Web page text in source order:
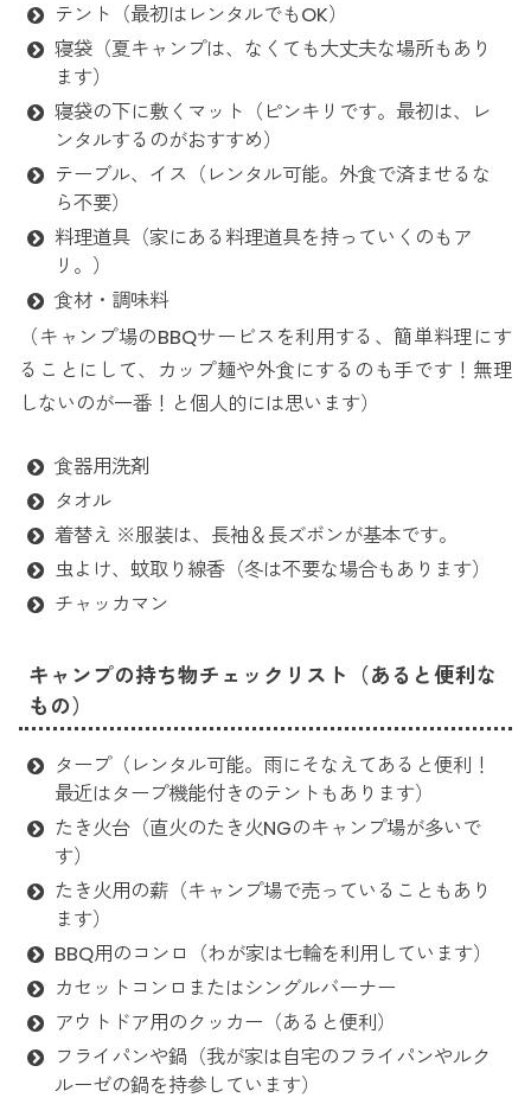
テント（最初はレンタルでもOK）
寝袋（夏キャンプは、なくても大丈夫な場所もあり
ます）
寝袋の下に敷くマット（ピンキリです。最初は、レ
ンタルするのがおすすめ）
テーブル、イス（レンタル可能。外食で済ませるな
ら不要）
料理道具（家にある料理道具を持っていくのもア
リ。）
食材・調味料
（キャンプ場のBBQサービスを利用する、簡単料理にす
ることにして、カップ麺や外食にするのも手です！無理
しないのが一番！と個人的には思います）
食器用洗剤
タオル
着替え ※服装は、長袖＆長ズボンが基本です。
虫よけ、蚊取り線香（冬は不要な場合もあります）
チャッカマン
キャンプの持ち物チェックリスト（あると便利な
もの）
タープ（レンタル可能。雨にそなえてあると便利！
最近はタープ機能付きのテントもあります）
たき火台（直火のたき火NGのキャンプ場が多いで
す）
たき火用の薪（キャンプ場で売っていることもあり
ます）
BBQ用のコンロ（わが家は七輪を利用しています）
カセットコンロまたはシングルバーナー
アウトドア用のクッカー（あると便利）
フライパンや鍋（我が家は自宅のフライパンやルク
ルーゼの鍋を持参しています）